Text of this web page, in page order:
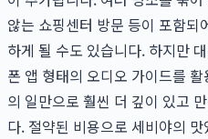
않는 쇼핑센터 방문 등이 포함되
하게 될 수도 있습니다. 하지만
폰 앱 형태의 오디오 가이드를
의 일만으로 훨씬 더 깊이 있고
다. 절약된 비용으로 세비야의